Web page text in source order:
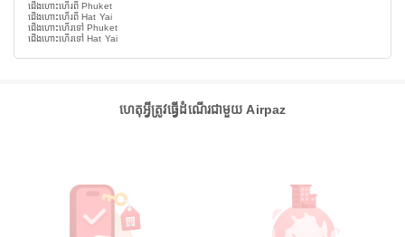
ជើងហោះហើរពី Phuket
ជើងហោះហើរពី Hat Yai
ជើងហោះហើរទៅ Phuket
ជើងហោះហើរទៅ Hat Yai
ហេតុអ្វីត្រូវធ្វើដំណើរជាមួយ Airpaz